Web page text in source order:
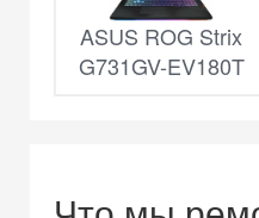
ASUS ROG Strix
G731GV-EV180T